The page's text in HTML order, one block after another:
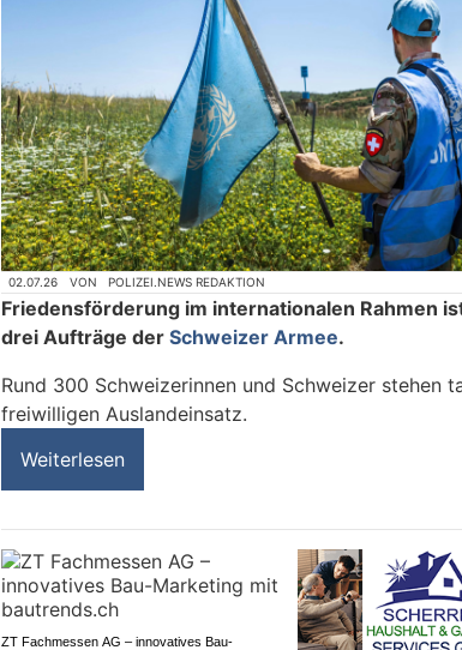
02.07.26 VON POLIZEI.NEWS REDAKTION
Friedensförderung im internationalen Rahmen
drei Aufträge der Schweizer Armee.
Rund 300 Schweizerinnen und Schweizer stehen
freiwilligen Auslandeinsatz.
Weiterlesen
ZT Fachmessen AG – innovatives Bau-